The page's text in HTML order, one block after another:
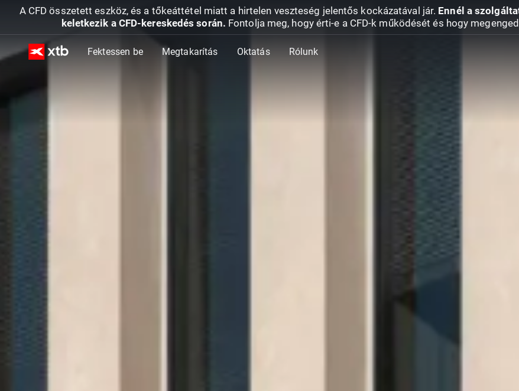
A CFD összetett eszköz, és a tőkeáttétel miatt a hirtelen veszteség jelentős kockázatával jár. Ennél a
keletkezik a CFD-kereskedés során. Fontolja meg, hogy érti-e a CFD-k működését és hogy
Fektessen be Megtakarítás Oktatás Rólunk